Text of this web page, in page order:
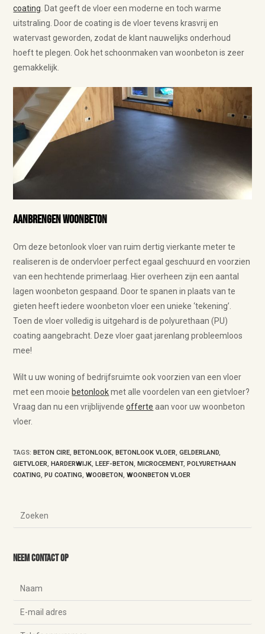
coating. Dat geeft de vloer een moderne en toch warme
uitstraling. Door de coating is de vloer tevens krasvrij en
watervast geworden, zodat de klant nauwelijks onderhoud
hoeft te plegen. Ook het schoonmaken van woonbeton is zeer
gemakkelijk.
Aanbrengen woonbeton
Om deze betonlook vloer van ruim dertig vierkante meter te
realiseren is de ondervloer perfect egaal geschuurd en voorzien
van een hechtende primerlaag. Hier overheen zijn een aantal
lagen woonbeton gespaand. Door te spanen in plaats van te
gieten heeft iedere woonbeton vloer een unieke ‘tekening’.
Toen de vloer volledig is uitgehard is de polyurethaan (PU)
coating aangebracht. Deze vloer gaat jarenlang probleemloos
mee!
Wilt u uw woning of bedrijfsruimte ook voorzien van een vloer
met een mooie betonlookmet alle voordelen van een gietvloer?
Vraag dan nu een vrijblijvendeofferte aan voor uw woonbeton
vloer.
TAGS:BETON CIRE, BETONLOOK, BETONLOOK VLOER, GELDERLAND,
GIETVLOER, HARDERWIJK, LEEF-BETON, MICROCEMENT, POLYURETHAAN
COATING, PU COATING, WOOBETON, WOONBETON VLOER
Neem contact op